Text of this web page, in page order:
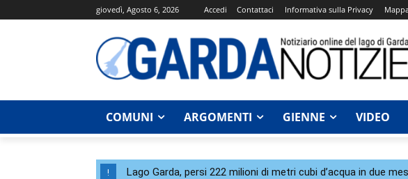
giovedì, Agosto 6, 2026 Accedi Contattaci Informativa sulla Privacy
COMUNI ARGOMENTI GIENNE VIDEO
! Lago Garda, persi 222 milioni di metri cubi d’acqua in due